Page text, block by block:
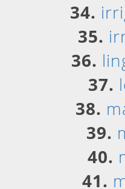
34.
35.
36.
37.
38.
39.
40.
41.